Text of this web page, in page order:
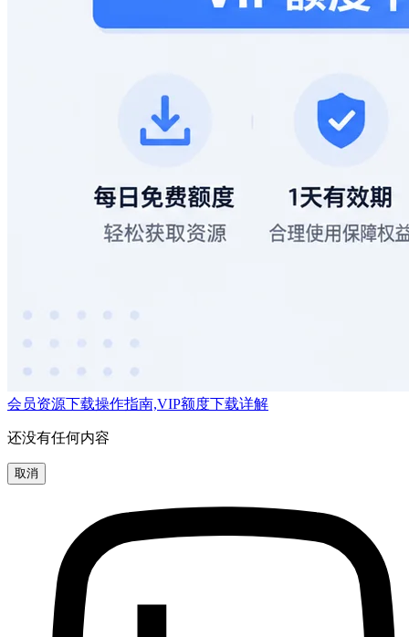
会员资源下载操作指南,VIP额度下载详解
还没有任何内容
取消